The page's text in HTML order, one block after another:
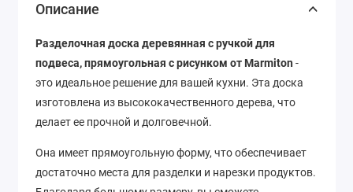
Описание
Разделочная доска деревянная с ручкой для
подвеса, прямоугольная с рисунком от Marmiton -
это идеальное решение для вашей кухни. Эта доска
изготовлена из высококачественного дерева, что
делает ее прочной и долговечной.
Она имеет прямоугольную форму, что обеспечивает
достаточно места для разделки и нарезки продуктов.